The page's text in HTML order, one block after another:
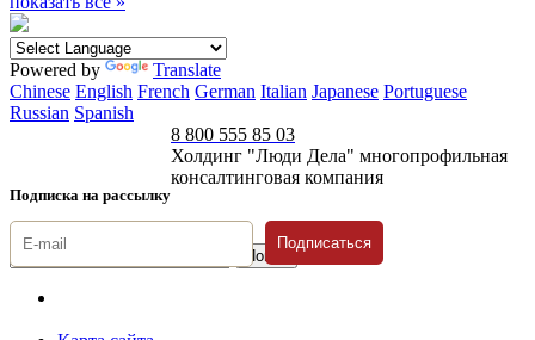
Powered by
Translate
Chinese English French German Italian Japanese Portuguese
Russian Spanish
Подписка на рассылку
8 800 555 85 03
Холдинг "Люди Дела" многопрофильная
консалтинговая компания
Подписаться